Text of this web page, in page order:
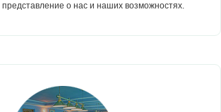
о нас и наших возможностях.